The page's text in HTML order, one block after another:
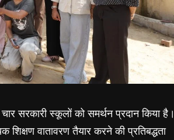
सरकारी स्कूलों को समर्थन प्रदान किया
वातावरण तैयार करने की प्रतिबद्धता